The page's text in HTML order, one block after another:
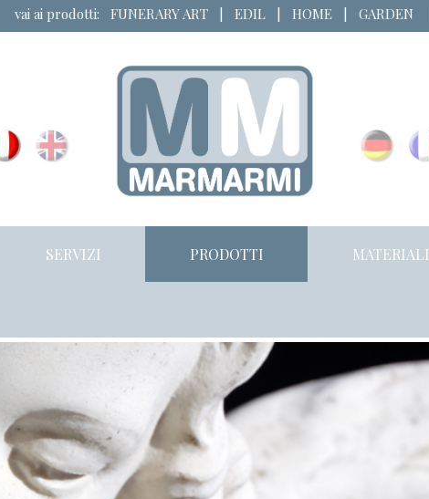
| vai ai prodotti:FUNERARY ART |EDIL |HOME |GARDEN
SERVIZI PRODOTTI MATERIALI